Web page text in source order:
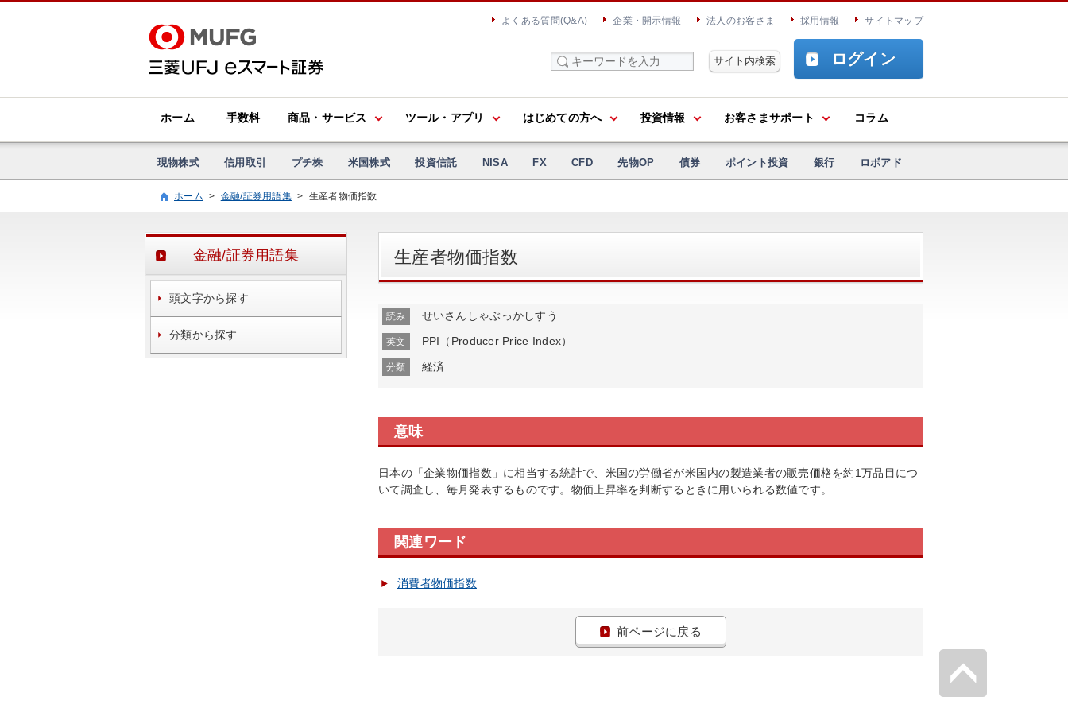
よくある質問(Q&A) 企業・開示情報 法人のお客さま 採用情報 サイトマップ
ログイン
ホーム 手数料 商品・サービス ツール・アプリ はじめての方へ 投資情報 お客さまサポート コラム
現物株式 信用取引 プチ株 米国株式 投資信託 NISA FX CFD 先物OP 債券 ポイント投資 銀行 ロボアド
ホーム > 金融/証券用語集 > 生産者物価指数
生産者物価指数
読み せいさんしゃぶっかしすう
英文 PPI（Producer Price Index）
分類 経済
意味
日本の「企業物価指数」に相当する統計で、米国の労働省が米国内の製造業者の販売価格を約1万品目につ
いて調査し、毎月発表するものです。物価上昇率を判断するときに用いられる数値です。
関連ワード
消費者物価指数
前ページに戻る
金融/証券用語集
頭文字から探す
分類から探す